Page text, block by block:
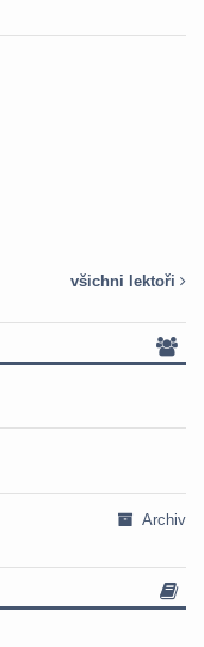
všichni lektoři
Archiv